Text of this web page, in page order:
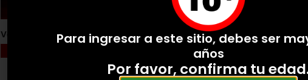
Vermut Lacuesta Rojo box Vermut Rivera Tinto (6
VER PRODUCTO
Para ingresar a este sitio, debes ser
años
Por favor, confirma tu